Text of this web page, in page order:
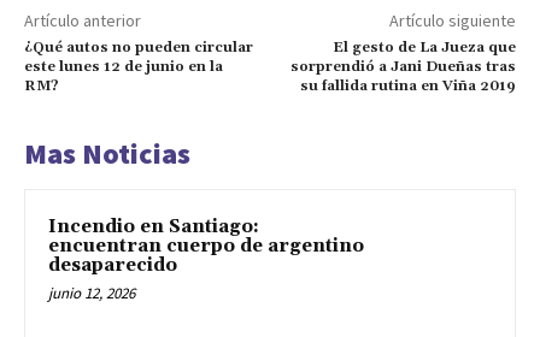
Artículo anterior
¿Qué autos no pueden circular
este lunes 12 de junio en la
RM?
Artículo siguiente
El gesto de La Jueza que
sorprendió a Jani Dueñas tras
su fallida rutina en Viña 2019
Mas Noticias
Incendio en Santiago:
encuentran cuerpo de argentino
desaparecido
junio 12, 2026